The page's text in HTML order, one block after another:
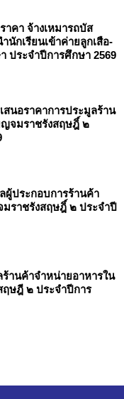
าคา จ้างเหมารถบัส
นักเรียนเข้าค่ายลูกเสือ-
ประจำปีการศึกษา 2569
สนอราคาการประมูลร้าน
ญจมราชรังสฤษฎิ์ ๒
ผู้ประกอบการร้านค้า
มราชรังสฤษฎิ์ ๒ ประจำปี
ร้านค้าจำหน่ายอาหารใน
ฤษฎี ๒ ประจำปีการ